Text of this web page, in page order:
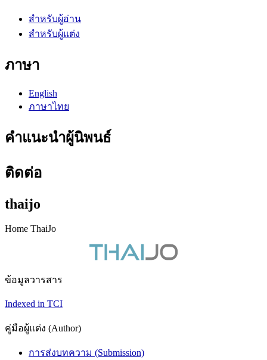
สำหรับผู้อ่าน
สำหรับผู้แต่ง
ภาษา
English
ภาษาไทย
คำแนะนำผู้นิพนธ์
ติดต่อ
thaijo
Home ThaiJo
ข้อมูลวารสาร
Indexed in TCI
คู่มือผู้แต่ง (Author)
การส่งบทความ (Submission)